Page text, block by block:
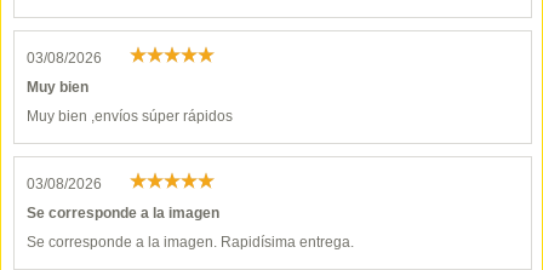
03/08/2026
Muy bien
Muy bien ,envíos súper rápidos
03/08/2026
Se corresponde a la imagen
Se corresponde a la imagen. Rapidísima entrega.